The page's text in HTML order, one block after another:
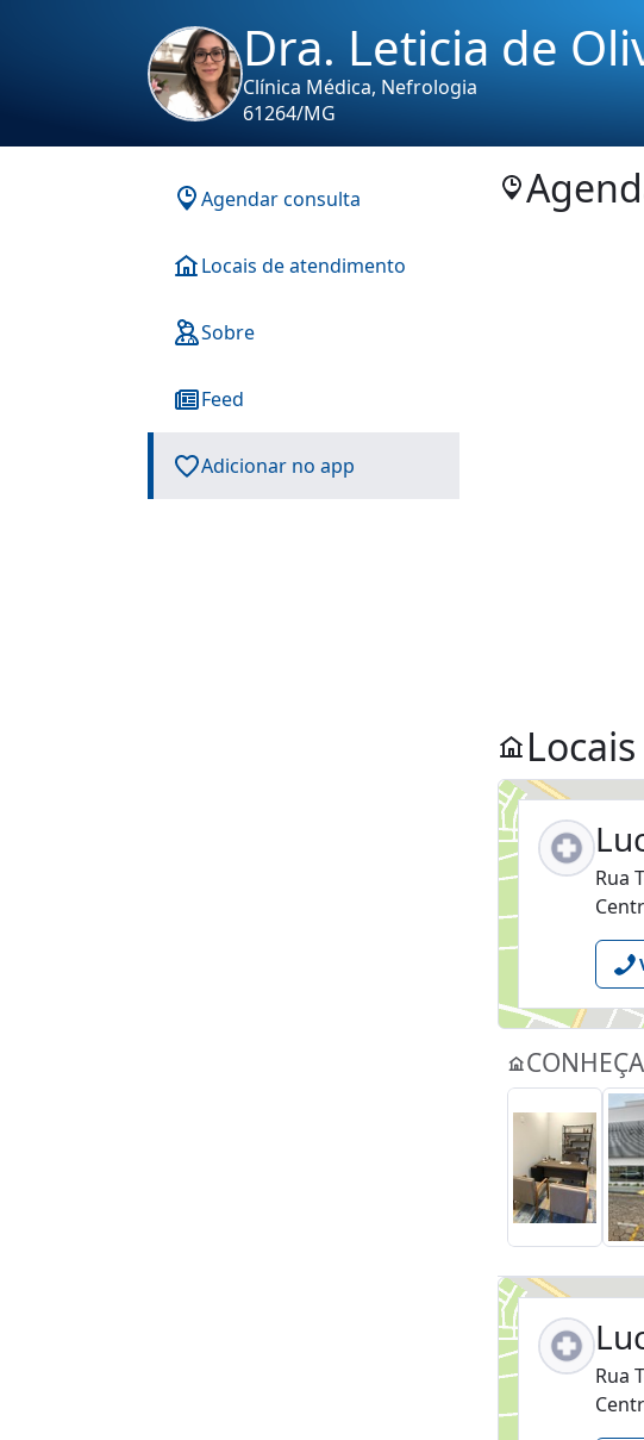
Dra. Leticia de
Clínica Médica, Nefrologia
61264/MG
Agendar consulta
Locais de atendimento
Sobre
Feed
Adicionar no app
Rua
Rua